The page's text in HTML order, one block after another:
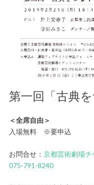
第一回「古典を
＜全席自由＞
入場無料 ※要申込
お問合せ： 京都芸術劇場
075-791-8240